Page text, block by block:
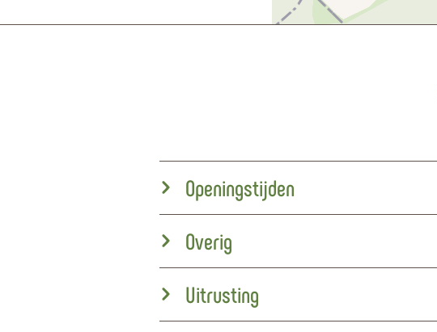
Openingstijden
Overig
Uitrusting